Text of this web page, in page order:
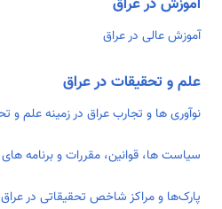
آموزش عالی در عراق
علم و تحقیقات در عراق
نوآوری ها و تجارب عراق در زمینه علم و
سیاست ها، قوانین، مقررات و برنامه
پارک‌ها و مراکز شاخص تحقیقاتی در عراق